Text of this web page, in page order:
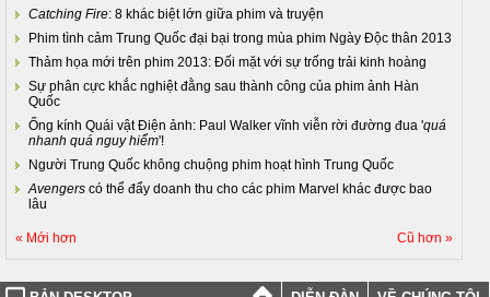
Catching Fire: 8 khác biệt lớn giữa phim và truyện
Phim tình cảm Trung Quốc đại bại trong mùa phim Ngày Độc thân 2013
Thảm họa mới trên phim 2013: Đối mặt với sự trống trải kinh hoàng
Sự phân cực khắc nghiệt đằng sau thành công của phim ảnh Hàn
Quốc
Ống kính Quái vật Điện ảnh: Paul Walker vĩnh viễn rời đường đua 'quá
nhanh quá nguy hiểm'!
Người Trung Quốc không chuộng phim hoạt hình Trung Quốc
Avengers có thể đẩy doanh thu cho các phim Marvel khác được bao
lâu
« Mới hơn Cũ hơn »